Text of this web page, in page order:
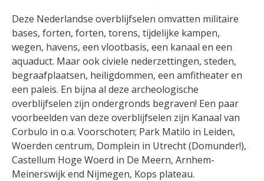
Deze Nederlandse overblijfselen omvatten militaire
bases, forten, forten, torens, tijdelijke kampen,
wegen, havens, een vlootbasis, een kanaal en een
aquaduct. Maar ook civiele nederzettingen, steden,
begraafplaatsen, heiligdommen, een amfitheater en
een paleis. En bijna al deze archeologische
overblijfselen zijn ondergronds begraven! Een paar
voorbeelden van deze overblijfselen zijn Kanaal van
Corbulo in o.a. Voorschoten; Park Matilo in Leiden,
Woerden centrum, Domplein in Utrecht (Domunder!),
Castellum Hoge Woerd in De Meern, Arnhem-
Meinerswijk end Nijmegen, Kops plateau.